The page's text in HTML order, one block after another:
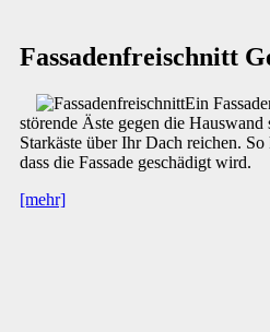
Fassadenfreischnitt
Ein
störende Äste gegen die Hauswand
Starkäste über Ihr Dach reichen.
dass die Fassade geschädigt wird.
[mehr]